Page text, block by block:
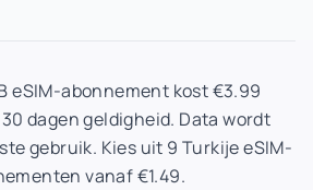
eSIM-abonnement kost €3.99
dagen geldigheid. Data wordt
gebruik. Kies uit 9 Turkije eSIM-
vanaf €1.49.